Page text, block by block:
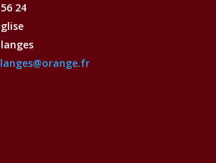
24